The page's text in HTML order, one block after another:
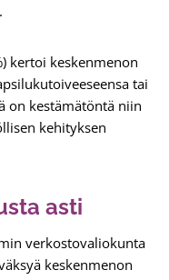
kertoi keskenmenon
tai
on kestämätöntä niin
kehityksen
asti
verkostovaliokunta
keskenmenon